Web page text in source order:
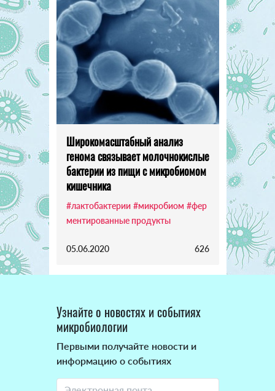
Широкомасштабный анализ
генома связывает молочнокислые
бактерии из пищи с микробиомом
кишечника
#лактобактерии #микробиом #фер
ментированные продукты
05.06.2020 626
Узнайте о новостях и событиях
микробиологии
Первыми получайте новости и
информацию о событиях